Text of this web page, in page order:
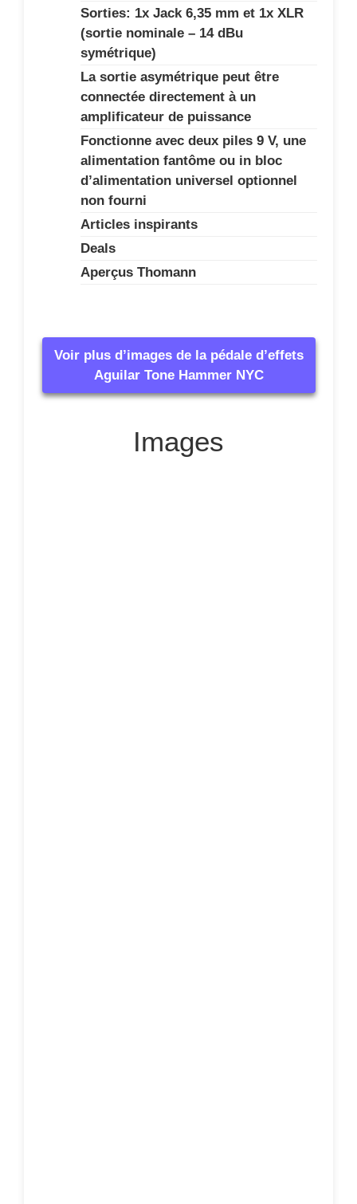
Sorties: 1x Jack 6,35 mm et 1x XLR
(sortie nominale – 14 dBu
symétrique)
La sortie asymétrique peut être
connectée directement à un
amplificateur de puissance
Fonctionne avec deux piles 9 V, une
alimentation fantôme ou in bloc
d’alimentation universel optionnel
non fourni
Articles inspirants
Deals
Aperçus Thomann
Voir plus d’images de la pédale d’effets
Aguilar Tone Hammer NYC
Images